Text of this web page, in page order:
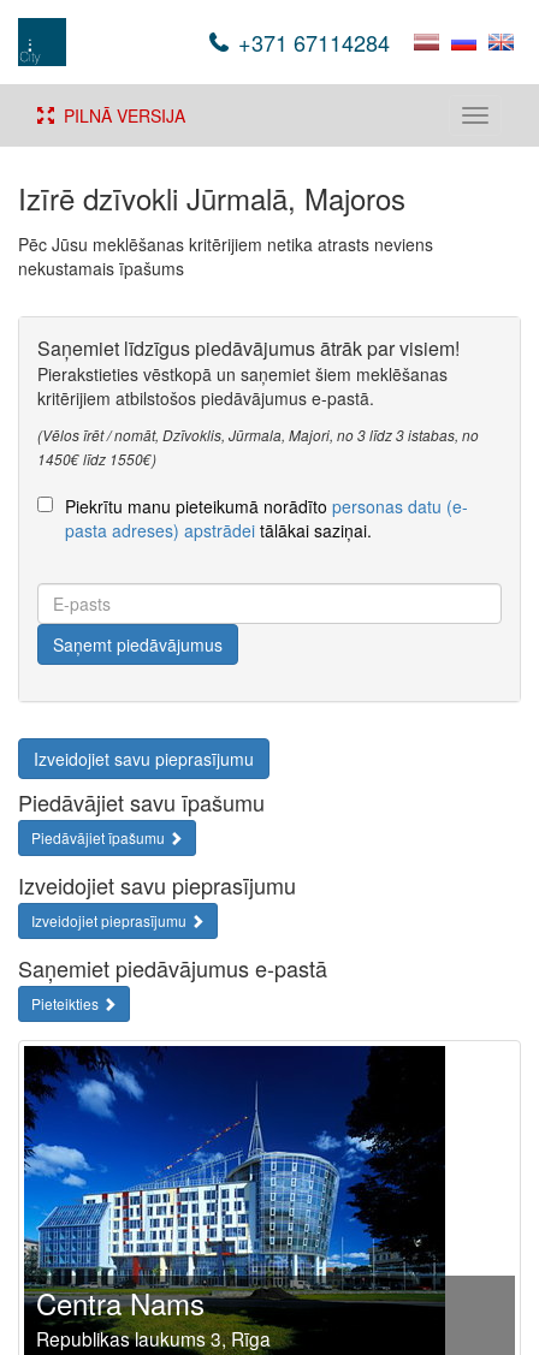
+371 67114284
Toggle
PILNĀ VERSIJA
Izīrē dzīvokli Jūrmalā, Majoros
Pēc Jūsu meklēšanas kritērijiem netika atrasts neviens
nekustamais īpašums
Saņemiet līdzīgus piedāvājumus ātrāk par visiem!
Pierakstieties vēstkopā un saņemiet šiem meklēšanas
kritērijiem atbilstošos piedāvājumus e-pastā.
(Vēlos īrēt / nomāt, Dzīvoklis, Jūrmala, Majori, no 3 līdz 3 istabas, no
1450€ līdz 1550€)
Piekrītu manu pieteikumā norādīto personas datu (e-
pasta adreses) apstrādei tālākai saziņai.
E-
pasts
Saņemt piedāvājumus
Izveidojiet savu pieprasījumu
Piedāvājiet savu īpašumu
Piedāvājiet īpašumu
Izveidojiet savu pieprasījumu
Izveidojiet pieprasījumu
Saņemiet piedāvājumus e-pastā
Pieteikties
Centra Nams
Republikas laukums 3, Rīga